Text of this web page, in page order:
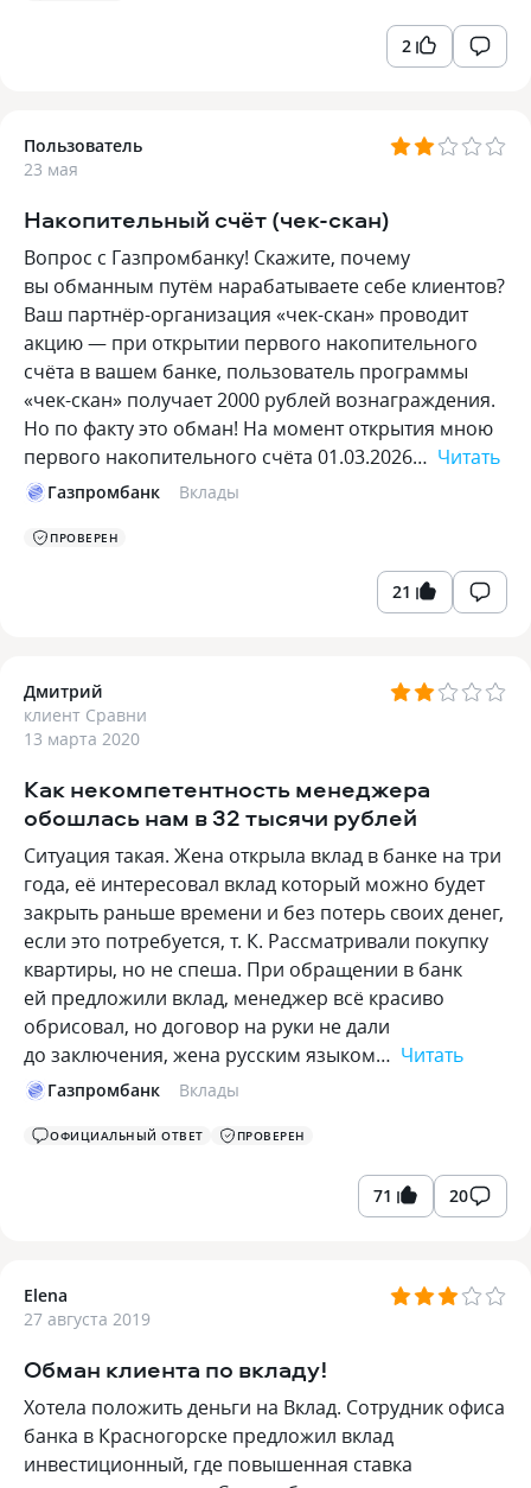
2
Пользователь
23 мая
Накопительный счёт (чек-скан)
Вопрос с Газпромбанку! Скажите, почему
вы обманным путём нарабатываете себе клиентов?
Ваш партнёр-организация «чек-скан» проводит
акцию — при открытии первого накопительного
счёта в вашем банке, пользователь программы
«чек-скан» получает 2000 рублей вознаграждения.
Но по факту это обман! На момент открытия мною
первого накопительного счёта 01.03.2026… Читать
Газпромбанк Вклады
ПРОВЕРЕН
21
Дмитрий
клиент Сравни
13 марта 2020
Как некомпетентность менеджера
обошлась нам в 32 тысячи рублей
Ситуация такая. Жена открыла вклад в банке на три
года, её интересовал вклад который можно будет
закрыть раньше времени и без потерь своих денег,
если это потребуется, т. К. Рассматривали покупку
квартиры, но не спеша. При обращении в банк
ей предложили вклад, менеджер всё красиво
обрисовал, но договор на руки не дали
до заключения, жена русским языком… Читать
Газпромбанк Вклады
ОФИЦИАЛЬНЫЙ ОТВЕТ ПРОВЕРЕН
71 20
Elena
27 августа 2019
Обман клиента по вкладу!
Хотела положить деньги на Вклад. Сотрудник офиса
банка в Красногорске предложил вклад
инвестиционный, где повышенная ставка